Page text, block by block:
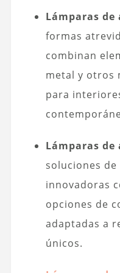
Lámparas
formas
combinan
metal y otros
para
Lámparas
soluciones
innovadoras
opciones de
adaptadas a
únicos.